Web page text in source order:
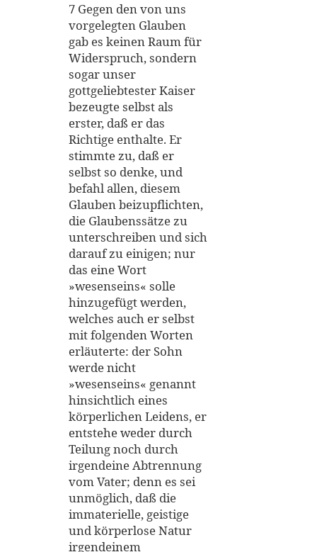
7 Gegen den von uns
vorgelegten Glauben
gab es keinen Raum für
Widerspruch, sondern
sogar unser
gottgeliebtester Kaiser
bezeugte selbst als
erster, daß er das
Richtige enthalte. Er
stimmte zu, daß er
selbst so denke, und
befahl allen, diesem
Glauben beizupflichten,
die Glaubenssätze zu
unterschreiben und sich
darauf zu einigen; nur
das eine Wort
»wesenseins« solle
hinzugefügt werden,
welches auch er selbst
mit folgenden Worten
erläuterte: der Sohn
werde nicht
»wesenseins« genannt
hinsichtlich eines
körperlichen Leidens, er
entstehe weder durch
Teilung noch durch
irgendeine Abtrennung
vom Vater; denn es sei
unmöglich, daß die
immaterielle, geistige
und körperlose Natur
irgendeinem